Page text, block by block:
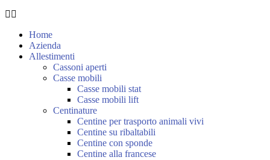
Home
Azienda
Allestimenti
Cassoni aperti
Casse mobili
Casse mobili stat
Casse mobili lift
Centinature
Centine per trasporto animali vivi
Centine su ribaltabili
Centine con sponde
Centine alla francese